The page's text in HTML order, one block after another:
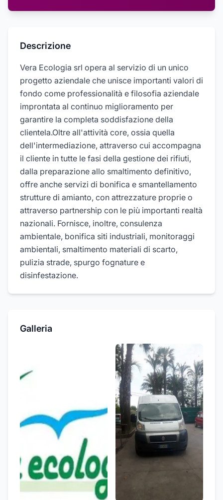
Descrizione
Vera Ecologia srl opera al servizio di un unico
progetto aziendale che unisce importanti valori di
fondo come professionalità e filosofia aziendale
improntata al continuo miglioramento per
garantire la completa soddisfazione della
clientela.Oltre all'attività core, ossia quella
dell'intermediazione, attraverso cui accompagna
il cliente in tutte le fasi della gestione dei rifiuti,
dalla preparazione allo smaltimento definitivo,
offre anche servizi di bonifica e smantellamento
strutture di amianto, con attrezzature proprie o
attraverso partnership con le più importanti realtà
nazionali. Fornisce, inoltre, consulenza
ambientale, bonifica siti industriali, monitoraggi
ambientali, smaltimento materiali di scarto,
pulizia strade, spurgo fognature e
disinfestazione.
Galleria